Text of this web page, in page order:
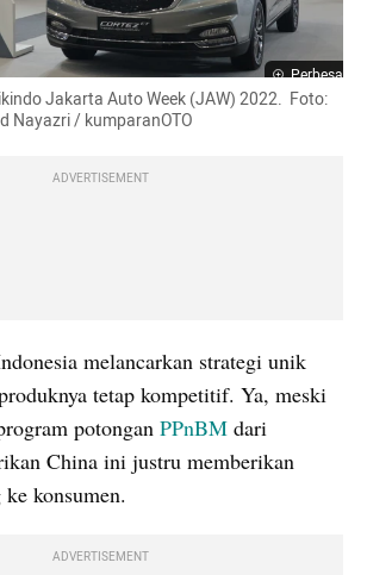
Perbesar
Jakarta Auto Week (JAW) 2022.  Foto:
Nayazri / kumparanOTO
ADVERTISEMENT
melancarkan strategi unik
tetap kompetitif. Ya, meski
potongan PPnBM dari
China ini justru memberikan
konsumen.
ADVERTISEMENT